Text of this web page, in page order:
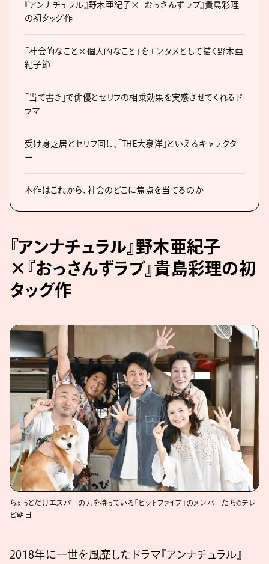
『アンナチュラル』野木亜紀子×『おっさんずラブ』貴島彩理
の初タッグ作
「社会的なこと×個人的なこと」をエンタメとして描く野木亜
紀子節
「当て書き」で俳優とセリフの相乗効果を実感させてくれるド
ラマ
受け身芝居とセリフ回し、「THE大泉洋」といえるキャラクタ
ー
本作はこれから、社会のどこに焦点を当てるのか
『アンナチュラル』野木亜紀子
×『おっさんずラブ』貴島彩理の初
タッグ作
ちょっとだけエスパーの力を持っている「ビットファイブ」のメンバーたち©テレ
ビ朝日
2018年に一世を風靡したドラマ『アンナチュラル』